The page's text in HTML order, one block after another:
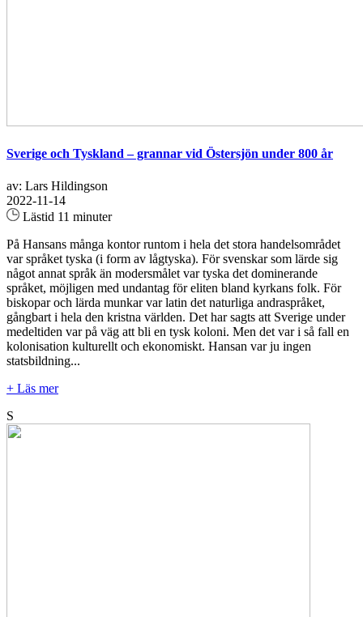
Sverige och Tyskland – grannar vid Östersjön under 800 år
av: Lars Hildingson
2022-11-14
Lästid 11 minuter
På Hansans många kontor runtom i hela det stora handelsområdet
var språket tyska (i form av lågtyska). För svenskar som lärde sig
något annat språk än modersmålet var tyska det dominerande
språket, möjligen med undantag för eliten bland kyrkans folk. För
biskopar och lärda munkar var latin det naturliga andraspråket,
gångbart i hela den kristna världen. Det har sagts att Sverige under
medeltiden var på väg att bli en tysk koloni. Men det var i så fall en
kolonisation kulturellt och ekonomiskt. Hansan var ju ingen
statsbildning...
+ Läs mer
S